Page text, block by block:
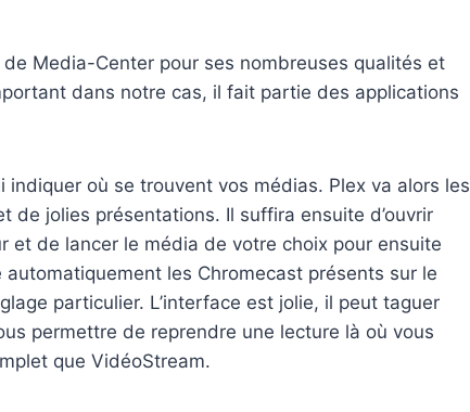
Media-Center pour ses nombreuses qualités et
dans notre cas, il fait partie des applications
où se trouvent vos médias. Plex va alors les
de jolies présentations. Il suffira ensuite d’ouvrir
et de lancer le média de votre choix pour ensuite
automatiquement les Chromecast présents sur le
particulier. L’interface est jolie, il peut taguer
permettre de reprendre une lecture là où vous
que VidéoStream.